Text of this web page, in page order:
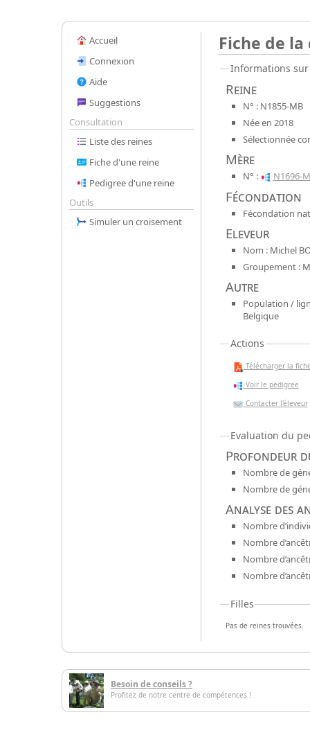
Accueil
Connexion
Aide
Suggestions
Consultation
Liste des reines
Fiche d'une reine
Pedigree d'une reine
Outils
Simuler un croisement
Fiche de la
Informations
Reine
N° : N1855-MB
Née en 2018
Sélectionnée
Mère
N° : N1696-
Fécondation
Fécondation
Eleveur
Nom : Michel
Groupement :
Autre
Population /
Belgique
Actions
Télécharger la
Voir le pedigree
Contacter l'éleveur
Evaluation du
Profondeur
Nombre de
Nombre de
Analyse des
Nombre
Nombre
Nombre
Nombre
Filles
Pas de reines trouvées.
Besoin de conseils ?
Profitez de notre centre de compétences !